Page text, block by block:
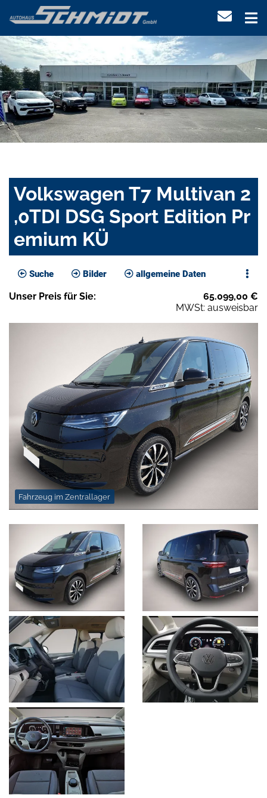
Volkswagen T7 Multivan 2
,0TDI DSG Sport Edition Pr
emium KÜ
Suche Bilder allgemeine Daten
Unser Preis für Sie: 65.099,00 €
MWSt: ausweisbar
Fahrzeug im Zentrallager